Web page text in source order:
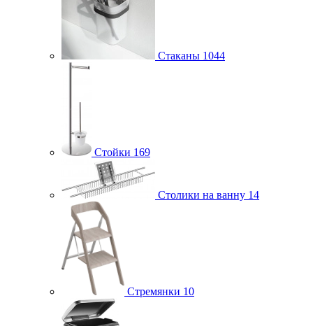
Стаканы 1044
Стойки 169
Столики на ванну 14
Стремянки 10